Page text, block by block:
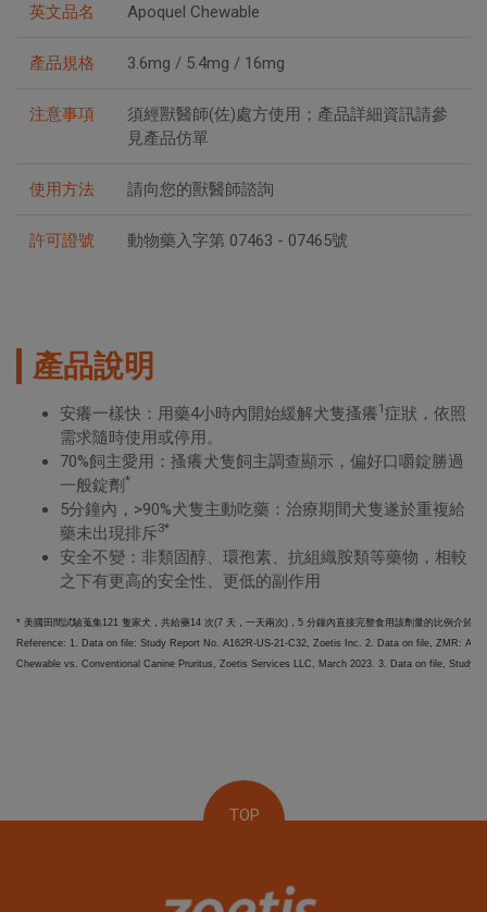
英文品名 Apoquel Chewable
產品規格 3.6mg / 5.4mg / 16mg
注意事項
須經獸醫師(佐)處方使用；產品詳細資訊請參
見產品仿單
使用方法 請向您的獸醫師諮詢
許可證號 動物藥入字第 07463 - 07465號
產品說明
安癢一樣快：用藥4小時內開始緩解犬隻搔癢1症狀，依照
需求隨時使用或停用。
70%飼主愛用：搔癢犬隻飼主調查顯示，偏好口嚼錠勝過
一般錠劑 *
5分鐘內，>90%犬隻主動吃藥：治療期間犬隻遂於重複給
藥未出現排斥3*
安全不變：非類固醇、環孢素、抗組織胺類等藥物，相較
之下有更高的安全性、更低的副作用
* 美國田間試驗蒐集121 隻家犬，共給藥14 次(7 天，一天兩次)，5 分鐘內直接完整食用該劑量的比例介於
Reference: 1. Data on file: Study Report No. A162R-US-21-C32, Zoetis Inc. 2. Data on file, ZMR:
Chewable vs. Conventional Canine Pruritus, Zoetis Services LLC, March 2023. 3. Data on file, Study
TOP